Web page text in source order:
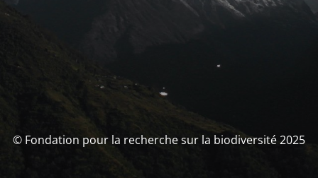
© Fondation pour la recherche sur la biodiversité 2025